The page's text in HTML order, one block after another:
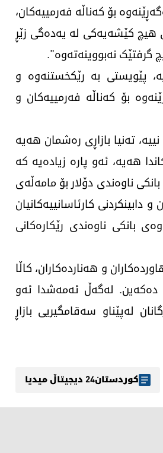
بۆ کەناڵە فەرمییەکان،
هیچ کێشەیەکی لە یەدەگی زێڕ
گرفتێک نەبووینەتەوە".
پێویستی بە رێکخستنەوە و
بۆ کەناڵە فەرمییەکان و
تەنیا بازاڕی رەشمان هەیە
هەیە، ئەو پارە زیادەیە کە
ناوەندی دۆلار بۆ مامەڵەی
دابینکردنی کارئاسانییەکانیان
بانکی ناوەندی رێکارەکانی
و هەناردەکاران، کاڵا
دەکەین. لەگەڵ ئەمەشدا ئەو
لەپێناو سەقامگیریی بازاڕ
کوردستان24 دیجیتاڵ میدیا